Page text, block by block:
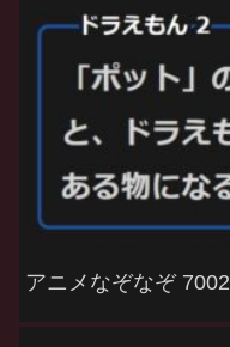
アニメなぞなぞ 7002